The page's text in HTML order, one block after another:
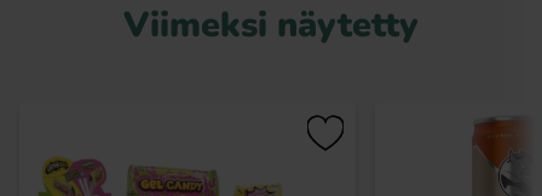
Viimeksi näytetty